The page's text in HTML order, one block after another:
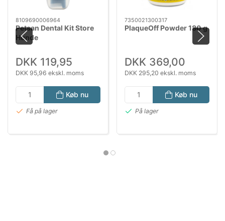
8109690006964
Petsan Dental Kit Store
Hunde
DKK 119,95
DKK 95,96 ekskl. moms
Køb nu
Få på lager
7350021300317
PlaqueOff Powder 180 g
DKK 369,00
DKK 295,20 ekskl. moms
Køb nu
På lager